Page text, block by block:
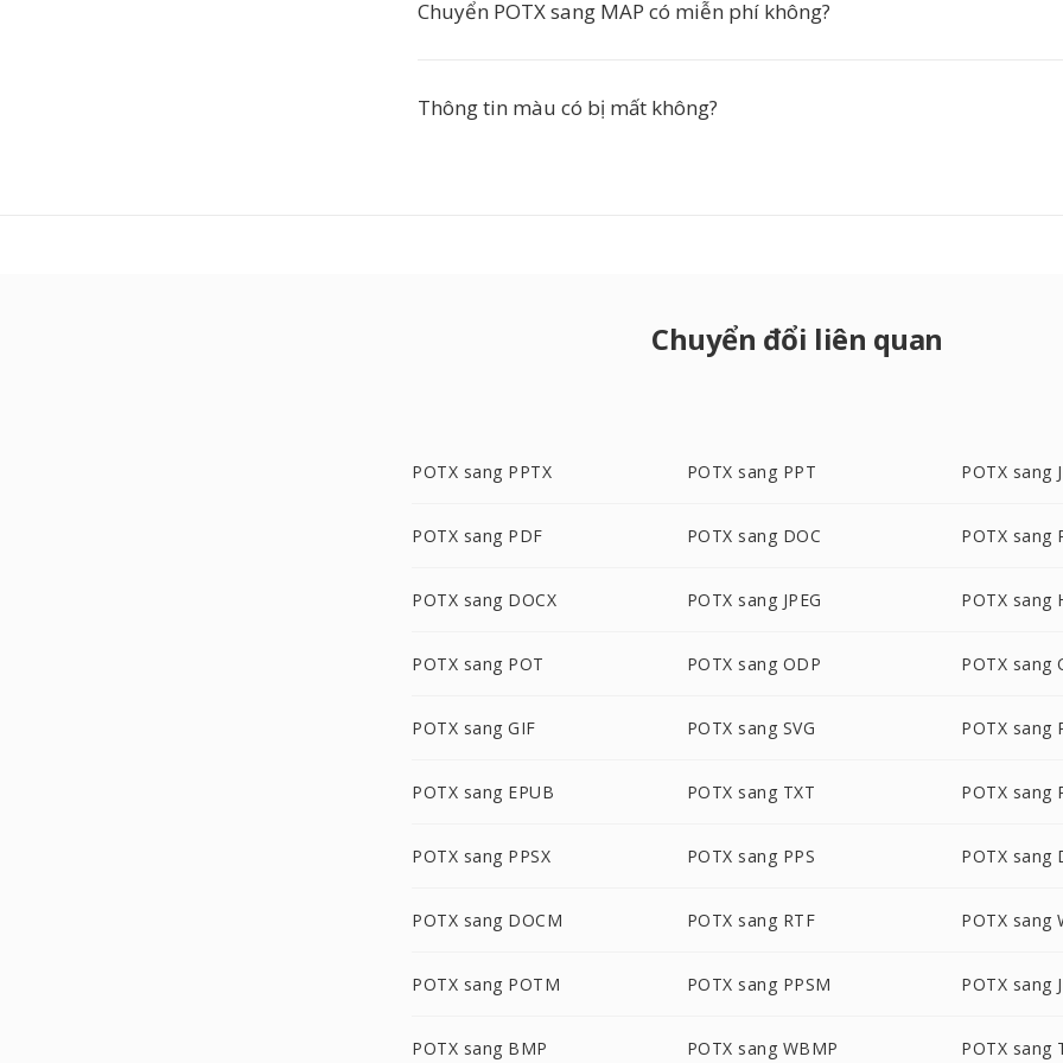
Chuyển POTX sang MAP có miễn phí không?
Thông tin màu có bị mất không?
Chuyển đổi liên quan
POTX sang PPTX POTX sang PPT POTX sang
POTX sang PDF POTX sang DOC POTX sang
POTX sang DOCX POTX sang JPEG POTX sang
POTX sang POT POTX sang ODP POTX sang
POTX sang GIF POTX sang SVG POTX sang
POTX sang EPUB POTX sang TXT POTX sang
POTX sang PPSX POTX sang PPS POTX sang
POTX sang DOCM POTX sang RTF POTX sang
POTX sang POTM POTX sang PPSM POTX sang
POTX sang BMP POTX sang WBMP POTX sang